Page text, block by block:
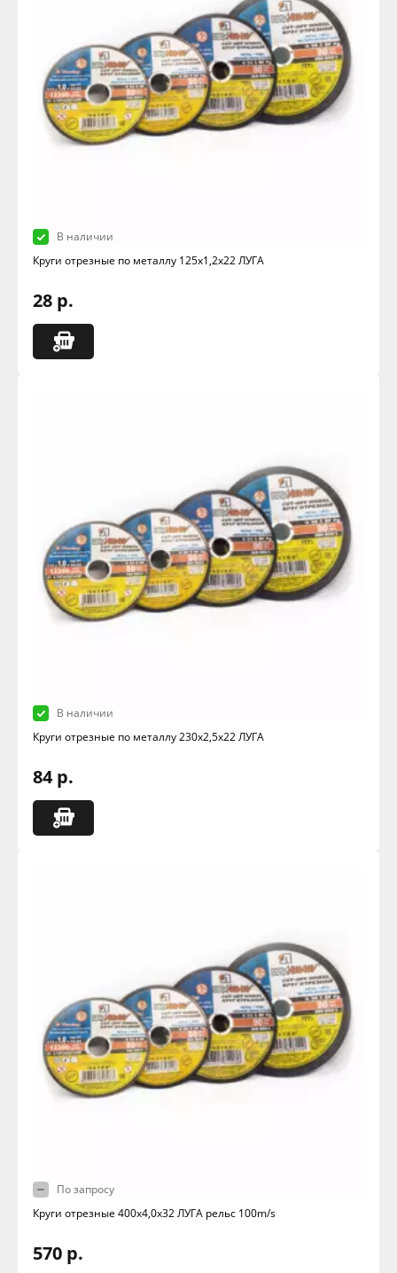
В наличии
Круги отрезные по металлу 125х1,2х22 ЛУГА
28 р.
В наличии
Круги отрезные по металлу 230х2,5х22 ЛУГА
84 р.
По запросу
Круги отрезные 400х4,0х32 ЛУГА рельс 100m/s
570 р.